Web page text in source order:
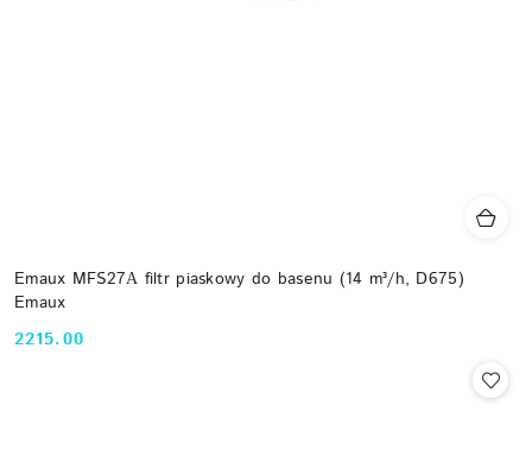
Emaux MFS27А filtr piaskowy do basenu (14 m³/h, D675)
Emaux
Cena:
2215.00